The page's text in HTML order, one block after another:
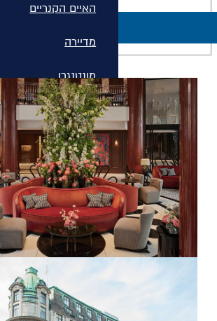
האיים הקנריים
מדיירה
מונטנגרו
סיישל
חבילות נופש
חבילות נופש
חבילות נופש
חופשות הכל כלול
חבילות למשפחות
מלונות למבוגרים בלבד